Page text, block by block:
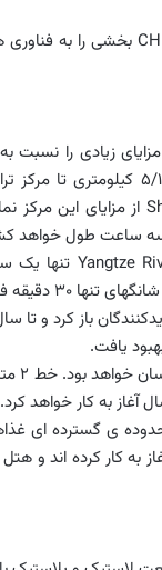
بخشی را به
زیادی را
، داشتن یک فاصله ی خطی 5/1
از مزایای این
سه ساعت طول خواهد
Yangtze تنها یک
خواهد داشت.
یافت.
خط 2 مترو مستقیما به
آغاز به کار خواهد کرد.
ی گسترده ای